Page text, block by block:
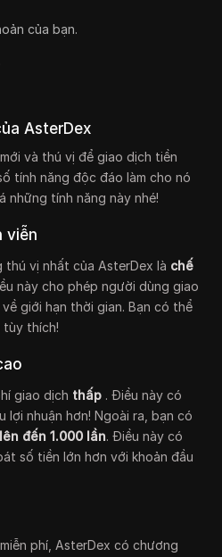
của bạn.
AsterDex
và thú vị để giao dịch tiền
tính năng độc đáo làm cho nó
những tính năng này nhé!
viễn
vị nhất của AsterDex là chế
này cho phép người dùng giao
giới hạn thời gian. Bạn có thể
tùy thích!
giao dịch thấp . Điều này có
lợi nhuận hơn! Ngoài ra, bạn có
đến 1.000 lần. Điều này có
số tiền lớn hơn với khoản đầu
phí, AsterDex có chương